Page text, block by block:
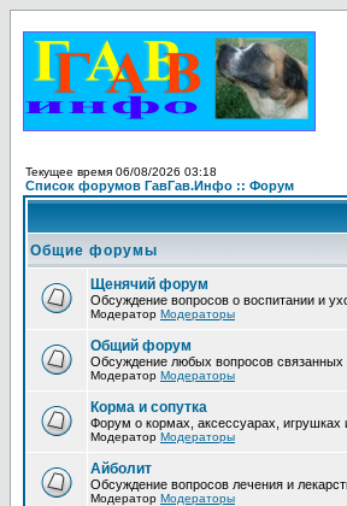
Текущее время 06/08/2026 03:18
Список форумов ГавГав.Инфо :: Форум
Общие форумы
Щенячий форум
Обсуждение вопросов о воспитании и
Модератор Модераторы
Общий форум
Обсуждение любых вопросов связанных
Модератор Модераторы
Корма и сопутка
Форум о кормах, аксессуарах, игрушках
Модератор Модераторы
Айболит
Обсуждение вопросов лечения и
Модератор Модераторы